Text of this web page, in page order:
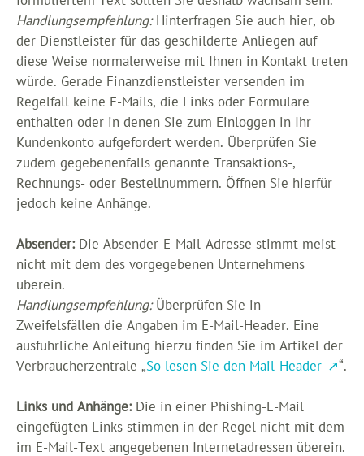
Handlungsempfehlung:Hinterfragen Sie auch hier, ob
der Dienstleister für das geschilderte Anliegen auf
diese Weise normalerweise mit Ihnen in Kontakt treten
würde. Gerade Finanzdienstleister versenden im
Regelfall keine E-Mails, die Links oder Formulare
enthalten oder in denen Sie zum Einloggen in Ihr
Kundenkonto aufgefordert werden. Überprüfen Sie
zudem gegebenenfalls genannte Transaktions-,
Rechnungs- oder Bestellnummern. Öffnen Sie hierfür
jedoch keine Anhänge.
Absender:Die Absender-E-Mail-Adresse stimmt meist
nicht mit dem des vorgegebenen Unternehmens
überein.
Handlungsempfehlung:Überprüfen Sie in
Zweifelsfällen die Angaben im E-Mail-Header. Eine
ausführliche Anleitung hierzu finden Sie im Artikel der
Verbraucherzentrale „So lesen Sie den Mail-Header “.
Links und Anhänge:Die in einer Phishing-E-Mail
eingefügten Links stimmen in der Regel nicht mit dem
im E-Mail-Text angegebenen Internetadressen überein.